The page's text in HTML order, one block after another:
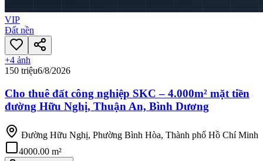
VIP
Đất nền
+4 ảnh
150 triệu6/8/2026
Cho thuê đất công nghiệp SKC – 4.000m² mặt tiền
đường Hữu Nghị, Thuận An, Bình Dương
Đường Hữu Nghị, Phường Bình Hòa, Thành phố Hồ Chí Minh
4000.00 m²